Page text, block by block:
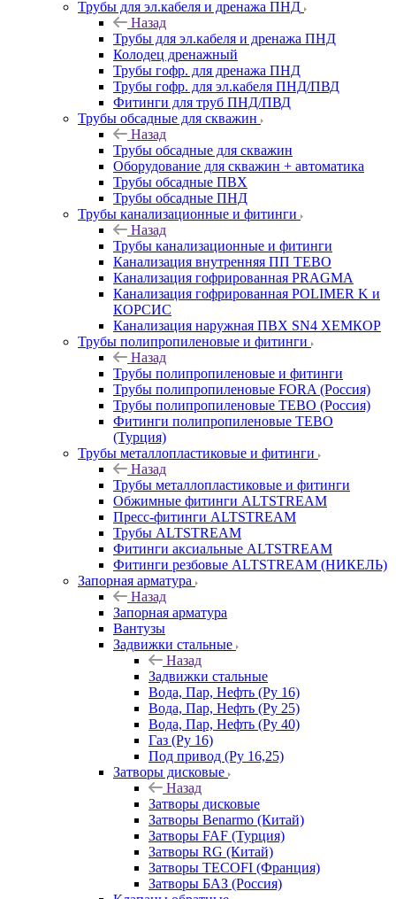
Трубы для эл.кабеля и дренажа ПНД
Назад
Трубы для эл.кабеля и дренажа ПНД
Колодец дренажный
Трубы гофр. для дренажа ПНД
Трубы гофр. для эл.кабеля ПНД/ПВД
Фитинги для труб ПНД/ПВД
Трубы обсадные для скважин
Назад
Трубы обсадные для скважин
Оборудование для скважин + автоматика
Трубы обсадные ПВХ
Трубы обсадные ПНД
Трубы канализационные и фитинги
Назад
Трубы канализационные и фитинги
Канализация внутренняя ПП TEBO
Канализация гофрированная PRAGMA
Канализация гофрированная POLIMER K и
КОРСИС
Канализация наружная ПВХ SN4 ХЕМКОР
Трубы полипропиленовые и фитинги
Назад
Трубы полипропиленовые и фитинги
Трубы полипропиленовые FORA (Россия)
Трубы полипропиленовые TEBO (Россия)
Фитинги полипропиленовые TEBO
(Турция)
Трубы металлопластиковые и фитинги
Назад
Трубы металлопластиковые и фитинги
Обжимные фитинги ALTSTREAM
Пресс-фитинги ALTSTREAM
Трубы ALTSTREAM
Фитинги аксиальные ALTSTREAM
Фитинги резбовые ALTSTREAM (НИКЕЛЬ)
Запорная арматура
Назад
Запорная арматура
Вантузы
Задвижки стальные
Назад
Задвижки стальные
Вода, Пар, Нефть (Ру 16)
Вода, Пар, Нефть (Ру 25)
Вода, Пар, Нефть (Ру 40)
Газ (Ру 16)
Под привод (Ру 16,25)
Затворы дисковые
Назад
Затворы дисковые
Затворы Benarmo (Китай)
Затворы FAF (Турция)
Затворы RG (Китай)
Затворы TECOFI (Франция)
Затворы БАЗ (Россия)